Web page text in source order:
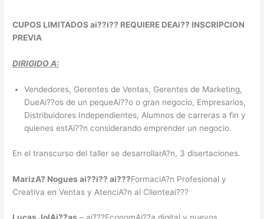
CUPOS LIMITADOS ai??i?? REQUIERE DEAi?? INSCRIPCION
PREVIA
DIRIGIDO A:
Vendedores, Gerentes de Ventas, Gerentes de Marketing,
DueAi??os de un pequeAi??o o gran negocio, Empresarios,
Distribuidores Independientes, Alumnos de carreras a fin y
quienes estAi??n considerando emprender un negocio.
En el transcurso del taller se desarrollarA?n, 3 disertaciones.
MarizA? Nogues ai??i?? ai???FormaciA?n Profesional y
Creativa en Ventas y AtenciA?n al Clienteai???